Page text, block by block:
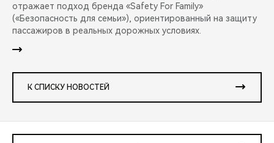
отражает подход бренда «Safety For Family»
(«Безопасность для семьи»), ориентированный на защиту
пассажиров в реальных дорожных условиях.
К СПИСКУ НОВОСТЕЙ